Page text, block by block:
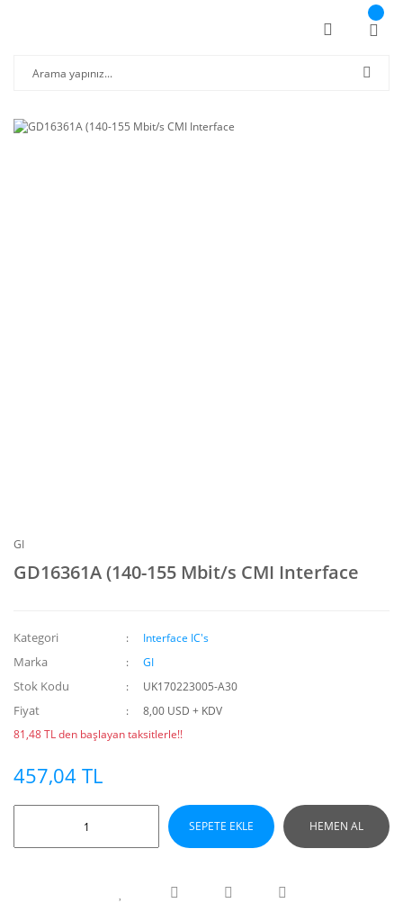
GI
GD16361A (140-155 Mbit/s CMI Interface
Kategori Interface IC's
Marka GI
Stok Kodu UK170223005-A30
Fiyat
8,00 USD + KDV
81,48 TL den başlayan taksitlerle!!
457,04 TL
SEPETE EKLE HEMEN AL